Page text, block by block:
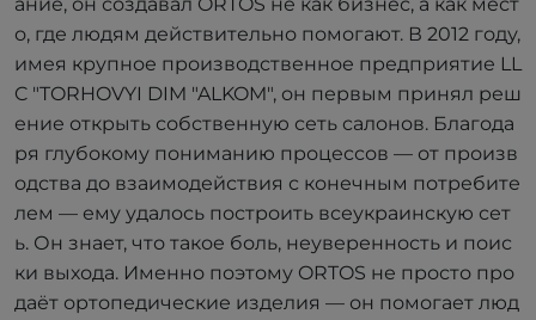
о, где людям действительно помогают. В 2012 году,
имея крупное производственное предприятие LL
C "TORHOVYI DIM "ALKOM", он первым принял реш
ение открыть собственную сеть салонов. Благода
ря глубокому пониманию процессов — от произв
одства до взаимодействия с конечным потребите
лем — ему удалось построить всеукраинскую сет
ь. Он знает, что такое боль, неуверенность и поис
ки выхода. Именно поэтому ORTOS не просто про
даёт ортопедические изделия — он помогает люд